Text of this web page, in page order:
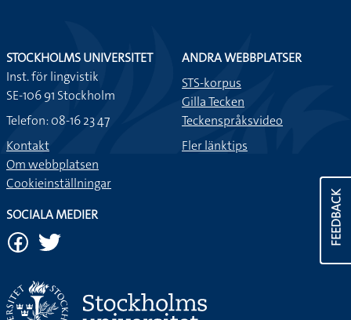
FEEDBACK
STOCKHOLMS UNIVERSITET
Inst. för lingvistik
SE-106 91 Stockholm
Telefon: 08-16 23 47
Kontakt
Om webbplatsen
Cookieinställningar
ANDRA WEBBPLATSER
STS-korpus
Gilla Tecken
Teckenspråksvideo
Fler länktips
SOCIALA MEDIER